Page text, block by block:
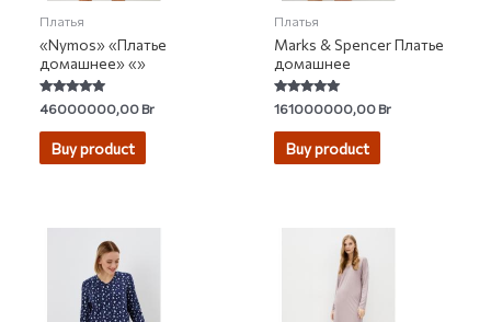
Платья
«Nymos» «Платье
домашнее» «»
Rated
5.00
out of 5
46000000,00Br
Buy product
Платья
Marks & Spencer Платье
домашнее
Rated
4.75
out of 5
161000000,00Br
Buy product